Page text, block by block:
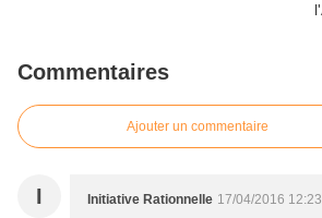
Commentaires
Ajouter un commentaire
I Initiative Rationnelle 17/04/2016 12:23